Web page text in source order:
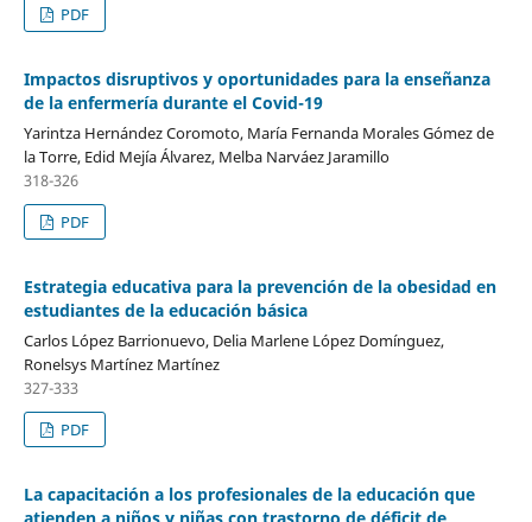
PDF
Impactos disruptivos y oportunidades para la enseñanza
de la enfermería durante el Covid-19
Yarintza Hernández Coromoto, María Fernanda Morales Gómez de
la Torre, Edid Mejía Álvarez, Melba Narváez Jaramillo
318-326
PDF
Estrategia educativa para la prevención de la obesidad en
estudiantes de la educación básica
Carlos López Barrionuevo, Delia Marlene López Domínguez,
Ronelsys Martínez Martínez
327-333
PDF
La capacitación a los profesionales de la educación que